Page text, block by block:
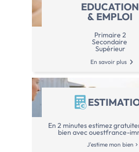
EDUCATION
& EMPLOI
Primaire 2
Secondaire
Supérieur
En savoir plus
En 2 minutes estimez
bien avec ouestfrance-
J'estime mon bien